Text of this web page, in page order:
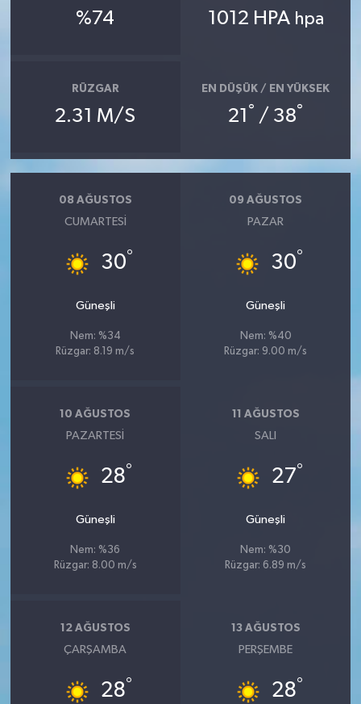
%74 1012 HPA hpa
RÜZGAR
2.31 M/S
EN DÜŞÜK / EN YÜKSEK
21 ° / 38°
08 AĞUSTOS
CUMARTESI
30°
Güneşli
Nem: %34
Rüzgar: 8.19 m/s
09 AĞUSTOS
PAZAR
30°
Güneşli
Nem: %40
Rüzgar: 9.00 m/s
10 AĞUSTOS
PAZARTESI
28°
Güneşli
Nem: %36
Rüzgar: 8.00 m/s
11 AĞUSTOS
SALI
27°
Güneşli
Nem: %30
Rüzgar: 6.89 m/s
12 AĞUSTOS
ÇARŞAMBA
28°
13 AĞUSTOS
PERŞEMBE
28°